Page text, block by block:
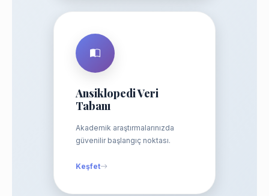
Ansiklopedi Veri
Tabanı
Akademik araştırmalarınızda
güvenilir başlangıç noktası.
Keşfet